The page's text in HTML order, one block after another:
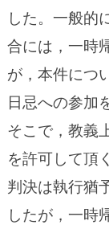
した。一般的
合には，一時
が，本件につ
日忌への参加
そこで，教義
を許可して頂
判決は執行猶
したが，一時